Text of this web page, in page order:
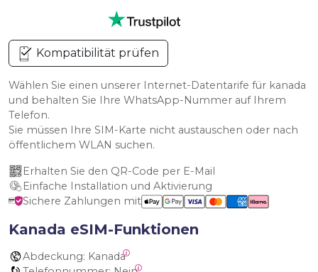
Kompatibilität prüfen
Wählen Sie einen unserer Internet-Datentarife für kanada
und behalten Sie Ihre WhatsApp-Nummer auf Ihrem
Telefon.
Sie müssen Ihre SIM-Karte nicht austauschen oder nach
öffentlichem WLAN suchen.
Erhalten Sie den QR-Code per E-Mail
Einfache Installation und Aktivierung
Sichere Zahlungen mit
Kanada eSIM-Funktionen
Abdeckung: Kanada